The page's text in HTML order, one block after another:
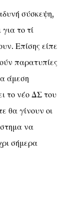
σύσκεψη,
το τί
Επίσης είπε
παρατυπίες
άμεση
το νέο ΔΣ του
θα γίνουν οι
να
σήμερα